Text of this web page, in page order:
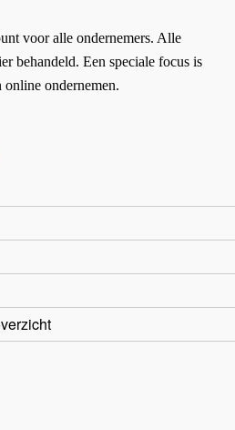
voor alle ondernemers. Alle
behandeld. Een speciale focus is
online ondernemen.